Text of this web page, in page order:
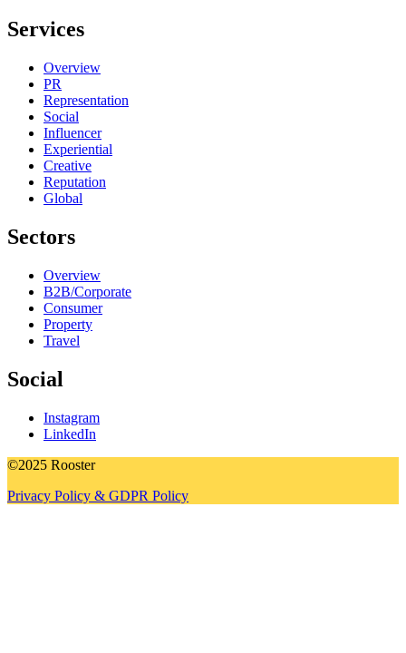
Services
Overview
PR
Representation
Social
Influencer
Experiential
Creative
Reputation
Global
Sectors
Overview
B2B/Corporate
Consumer
Property
Travel
Social
Instagram
LinkedIn
©2025 Rooster
Privacy Policy & GDPR Policy